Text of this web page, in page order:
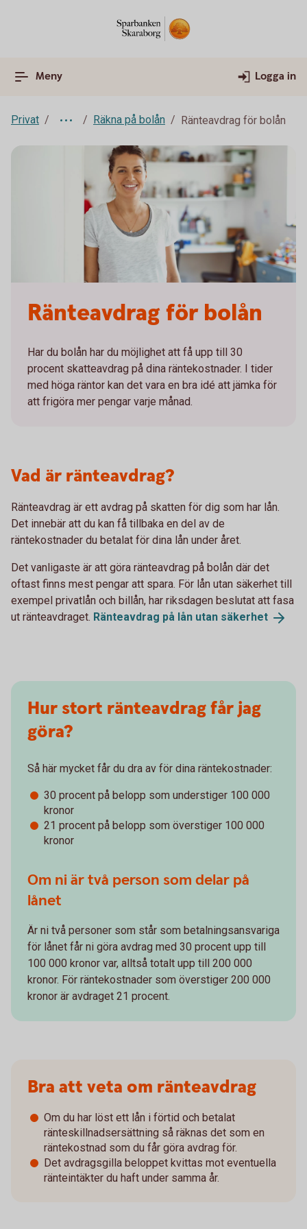
Meny Logga in
Privat Räkna på bolån Ränteavdrag för bolån
Ränteavdrag för bolån
Har du bolån har du möjlighet att få upp till 30
procent skatteavdrag på dina räntekostnader. I tider
med höga räntor kan det vara en bra idé att jämka för
att frigöra mer pengar varje månad.
Vad är ränteavdrag?
Ränteavdrag är ett avdrag på skatten för dig som har lån.
Det innebär att du kan få tillbaka en del av de
räntekostnader du betalat för dina lån under året.
Det vanligaste är att göra ränteavdrag på bolån där det
oftast finns mest pengar att spara. För lån utan säkerhet till
exempel privatlån och billån, har riksdagen beslutat att fasa
ut ränteavdraget. Ränteavdrag på lån utan säkerhet
Hur stort ränteavdrag får jag
göra?
Så här mycket får du dra av för dina räntekostnader:
30 procent på belopp som understiger 100 000
kronor
21 procent på belopp som överstiger 100 000
kronor
Om ni är två person som delar på
lånet
Är ni två personer som står som betalningsansvariga
för lånet får ni göra avdrag med 30 procent upp till
100 000 kronor var, alltså totalt upp till 200 000
kronor. För räntekostnader som överstiger 200 000
kronor är avdraget 21 procent.
Bra att veta om ränteavdrag
Om du har löst ett lån i förtid och betalat
ränteskillnadsersättning så räknas det som en
räntekostnad som du får göra avdrag för.
Det avdragsgilla beloppet kvittas mot eventuella
ränteintäkter du haft under samma år.